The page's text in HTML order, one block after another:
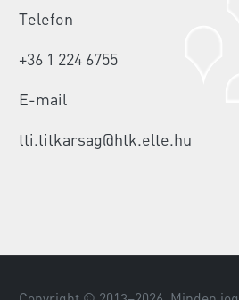
Telefon
+36 1 224 6755
E-mail
tti.titkarsag@htk.elte.hu